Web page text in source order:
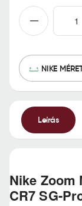
NIKE
Leírás
Nike Zoom
CR7 SG-